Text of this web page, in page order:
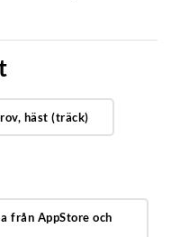
häst (träck)
från AppStore och